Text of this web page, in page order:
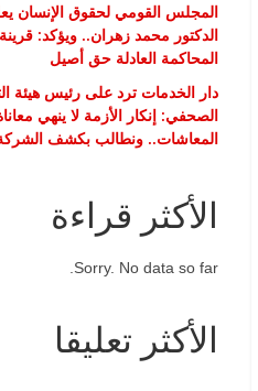
المجلس القومي لحقوق الإنسان
الدكتور محمد زهران.. ويؤكد:
المحاكمة العادلة حق أصيل
دار الخدمات ترد على رئيس هيئة
الصحفي: إنكار الأزمة لا ينهي
المعاشات.. ونطالب بكشف الشركة
الأكثر قراءة
Sorry. No data so far.
الأكثر تعليقا